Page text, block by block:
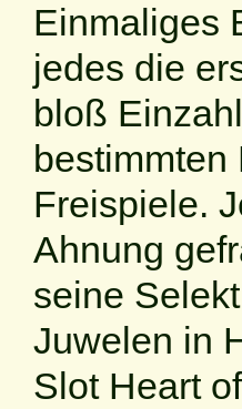
Einmaliges
jedes die
bloß
bestimmten
Freispiele.
Ahnung
seine
Juwelen in
Slot Heart